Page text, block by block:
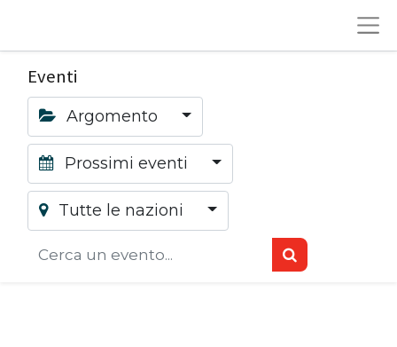
Eventi
Argomento
Prossimi eventi
Tutte le nazioni